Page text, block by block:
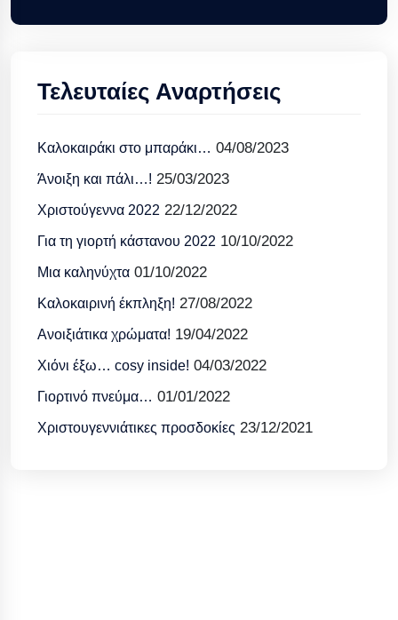
Τελευταίες Αναρτήσεις
Καλοκαιράκι στο μπαράκι… 04/08/2023
Άνοιξη και πάλι…! 25/03/2023
Χριστούγεννα 2022 22/12/2022
Για τη γιορτή κάστανου 2022 10/10/2022
Μια καληνύχτα 01/10/2022
Καλοκαιρινή έκπληξη! 27/08/2022
Ανοιξιάτικα χρώματα! 19/04/2022
Χιόνι έξω… cosy inside! 04/03/2022
Γιορτινό πνεύμα… 01/01/2022
Χριστουγεννιάτικες προσδοκίες 23/12/2021